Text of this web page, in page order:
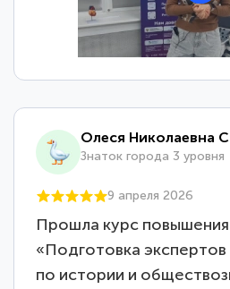
Олеся Николаевна
Знаток города 3 уровня
9 апреля 2026
Прошла курс
«Подготовка
по истории и